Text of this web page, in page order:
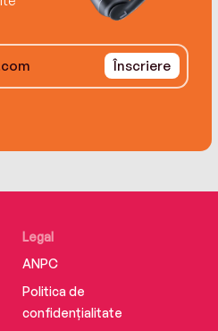
Înscriere
Legal
ANPC
Politica de
confidențialitate